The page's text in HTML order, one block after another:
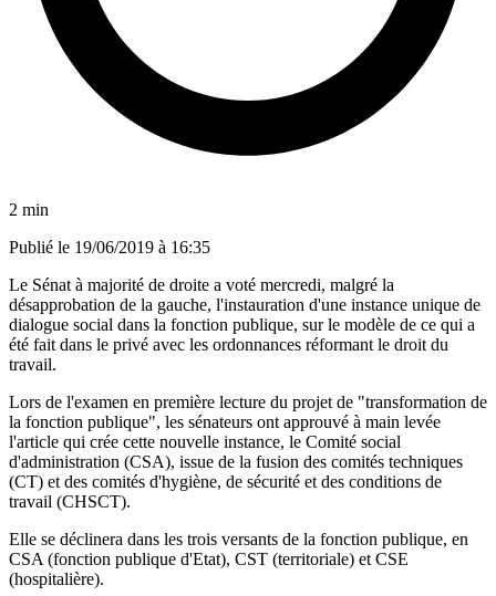
2 min
Publié le 19/06/2019 à 16:35
Le Sénat à majorité de droite a voté mercredi, malgré la
désapprobation de la gauche, l'instauration d'une instance unique de
dialogue social dans la fonction publique, sur le modèle de ce qui a
été fait dans le privé avec les ordonnances réformant le droit du
travail.
Lors de l'examen en première lecture du projet de "transformation de
la fonction publique", les sénateurs ont approuvé à main levée
l'article qui crée cette nouvelle instance, le Comité social
d'administration (CSA), issue de la fusion des comités techniques
(CT) et des comités d'hygiène, de sécurité et des conditions de
travail (CHSCT).
Elle se déclinera dans les trois versants de la fonction publique, en
CSA (fonction publique d'Etat), CST (territoriale) et CSE
(hospitalière).